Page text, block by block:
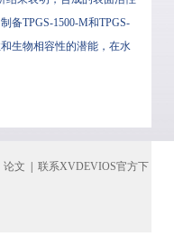
备TPGS-1500-M和TPGS-
生物相容性的潜能，在水
论文
联系XVDEVIOS官方下